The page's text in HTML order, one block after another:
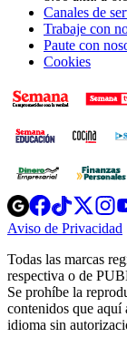
Canales de
Trabaje con
Paute con
Cookies
Opens
in
new
Opens
in
new
in
new
Aviso de Privacidad
Todas las marcas
respectiva o de
Se prohíbe la
contenidos que aquí
idioma sin